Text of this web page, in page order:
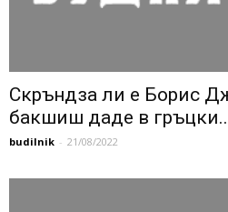
Скръндза ли е Борис
бакшиш даде в
budilnik - 21/08/2022